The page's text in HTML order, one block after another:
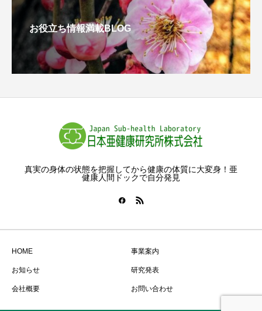
お役立ち情報満載BLOG
真実の身体の状態を把握してから健康の体質に大変身！亜
健康人間ドックで自分発見
HOME 事業案内
お知らせ 研究発表
会社概要 お問い合わせ